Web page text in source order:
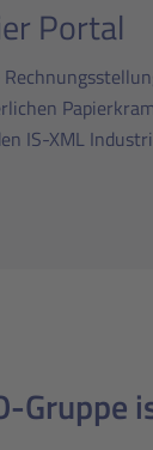
Portal
IS-XML
Gruppe